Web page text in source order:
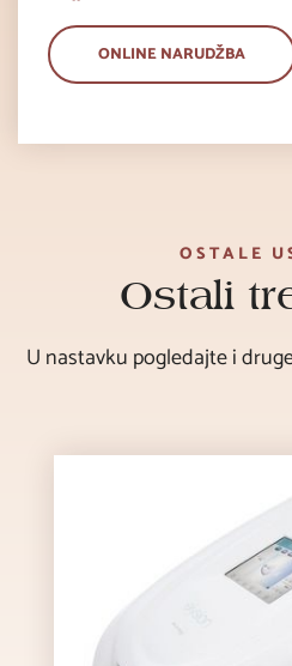
ONLINE NARUDŽBA
OSTALE
Ostali
U nastavku pogledajte i